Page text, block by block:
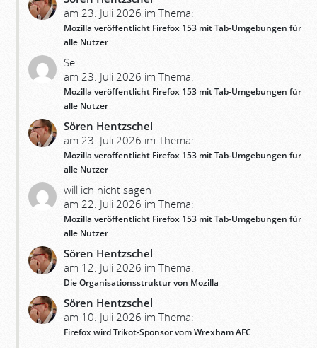
am 23. Juli 2026 im Thema:
Mozilla veröffentlicht Firefox 153 mit Tab-Umgebungen für
alle Nutzer
Se
am 23. Juli 2026 im Thema:
Mozilla veröffentlicht Firefox 153 mit Tab-Umgebungen für
alle Nutzer
Sören Hentzschel
am 23. Juli 2026 im Thema:
Mozilla veröffentlicht Firefox 153 mit Tab-Umgebungen für
alle Nutzer
will ich nicht sagen
am 22. Juli 2026 im Thema:
Mozilla veröffentlicht Firefox 153 mit Tab-Umgebungen für
alle Nutzer
Sören Hentzschel
am 12. Juli 2026 im Thema:
Die Organisationsstruktur von Mozilla
Sören Hentzschel
am 10. Juli 2026 im Thema:
Firefox wird Trikot-Sponsor vom Wrexham AFC